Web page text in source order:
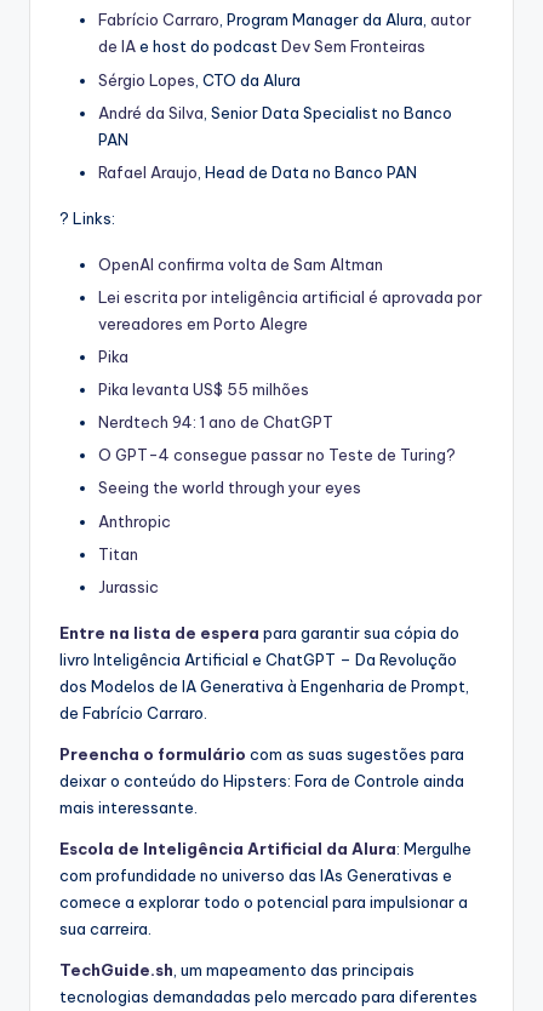
Fabrício Carraro, Program Manager da Alura, autor
de IAe host do podcastDev Sem Fronteiras
Sérgio Lopes , CTO da Alura
André da Silva , Senior Data Specialist no Banco
PAN
Rafael Araujo , Head de Data no Banco PAN
? Links:
OpenAI confirma volta de Sam Altman
Lei escrita por inteligência artificial é aprovada por
vereadores em Porto Alegre
Pika
Pika levanta US$ 55 milhões
Nerdtech 94: 1 ano de ChatGPT
O GPT-4 consegue passar no Teste de Turing?
Seeing the world through your eyes
Anthropic
Titan
Jurassic
Entre na lista de espera para garantir sua cópia do
livro Inteligência Artificial e ChatGPT – Da Revolução
dos Modelos de IA Generativa à Engenharia de Prompt,
de Fabrício Carraro.
Preencha o formulário com as suas sugestões para
deixar o conteúdo do Hipsters: Fora de Controle ainda
mais interessante.
Escola de Inteligência Artificial da Alura: Mergulhe
com profundidade no universo das IAs Generativas e
comece a explorar todo o potencial para impulsionar a
sua carreira.
TechGuide.sh , um mapeamento das principais
tecnologias demandadas pelo mercado para diferentes